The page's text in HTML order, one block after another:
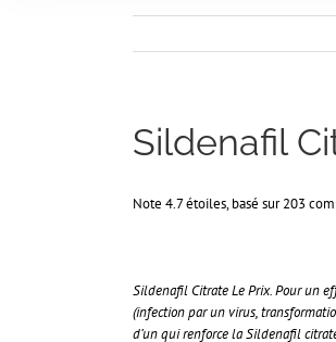
Sildenafil
Note 4.7étoiles, basé sur203
Sildenafil Citrate Le Prix. Pour un
(infection par un virus,
d’un qui renforce la Sildenafil